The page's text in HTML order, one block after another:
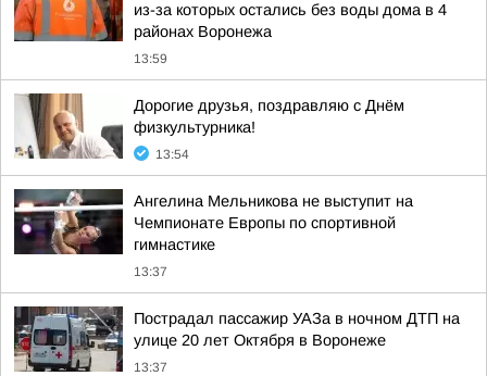
из-за которых остались без воды дома в 4
районах Воронежа
13:59
Дорогие друзья, поздравляю с Днём
физкультурника!
13:54
Ангелина Мельникова не выступит на
Чемпионате Европы по спортивной
гимнастике
13:37
Пострадал пассажир УАЗа в ночном ДТП на
улице 20 лет Октября в Воронеже
13:37